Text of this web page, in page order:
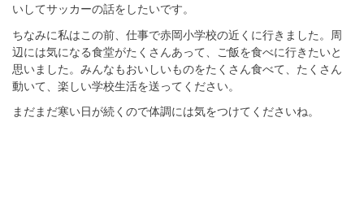
いしてサッカーの話をしたいです。
ちなみに私はこの前、仕事で赤岡小学校の近くに行きました。周
辺には気になる食堂がたくさんあって、ご飯を食べに行きたいと
思いました。みんなもおいしいものをたくさん食べて、たくさん
動いて、楽しい学校生活を送ってください。
まだまだ寒い日が続くので体調には気をつけてくださいね。